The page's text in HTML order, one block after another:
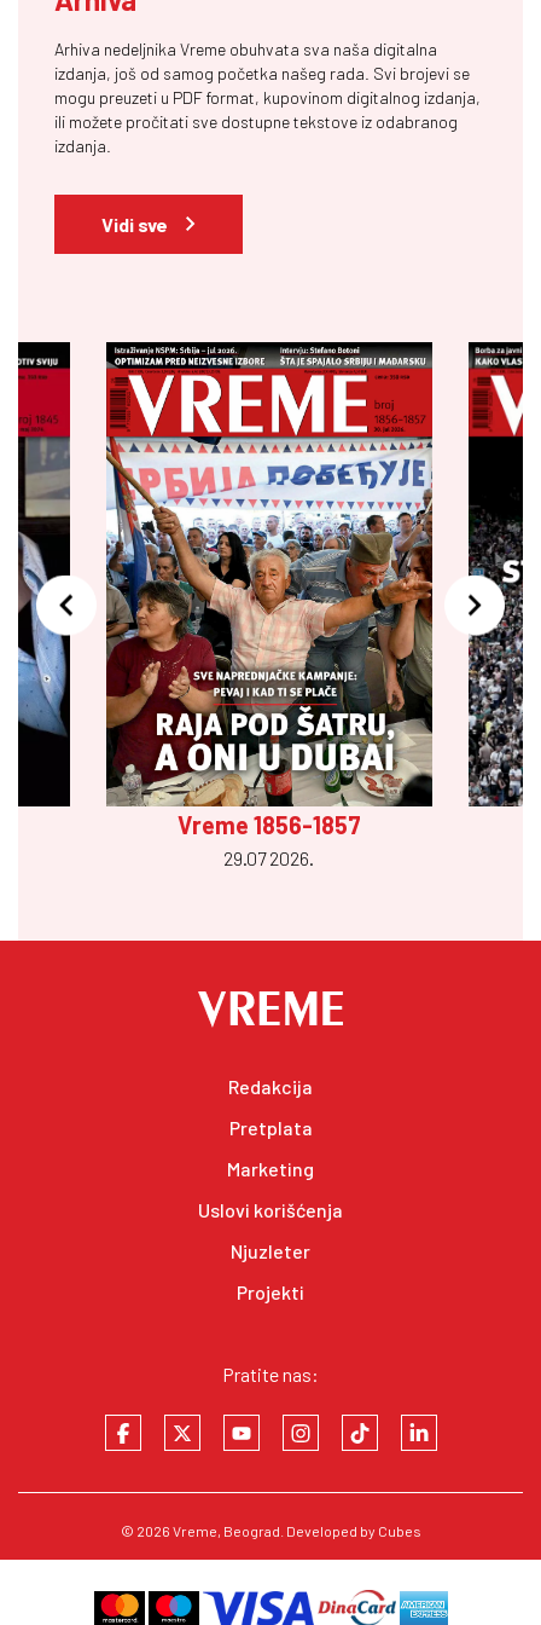
Arhiva nedeljnika Vreme obuhvata sva naša digitalna
izdanja, još od samog početka našeg rada. Svi brojevi se
mogu preuzeti u PDF format, kupovinom digitalnog izdanja,
ili možete pročitati sve dostupne tekstove iz odabranog
izdanja.
Vidi sve
Vreme 1856-1857
29.07 2026.
Redakcija
Pretplata
Marketing
Uslovi korišćenja
Njuzleter
Projekti
Pratite nas:
© 2026 Vreme, Beograd. Developed by Cubes